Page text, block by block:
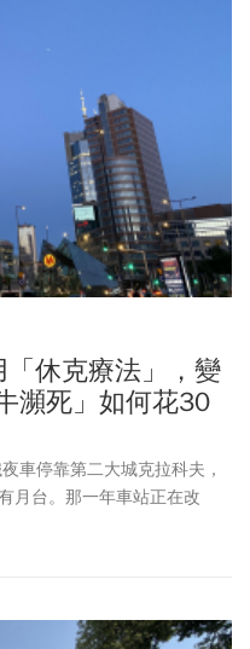
休克療法」，變
瀕死」如何花30
車停靠第二大城克拉科夫，
月台。那一年車站正在改
被雪埋住，他當下的感受
。這一幕的今昔對照，正是